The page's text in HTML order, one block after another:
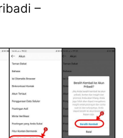
–